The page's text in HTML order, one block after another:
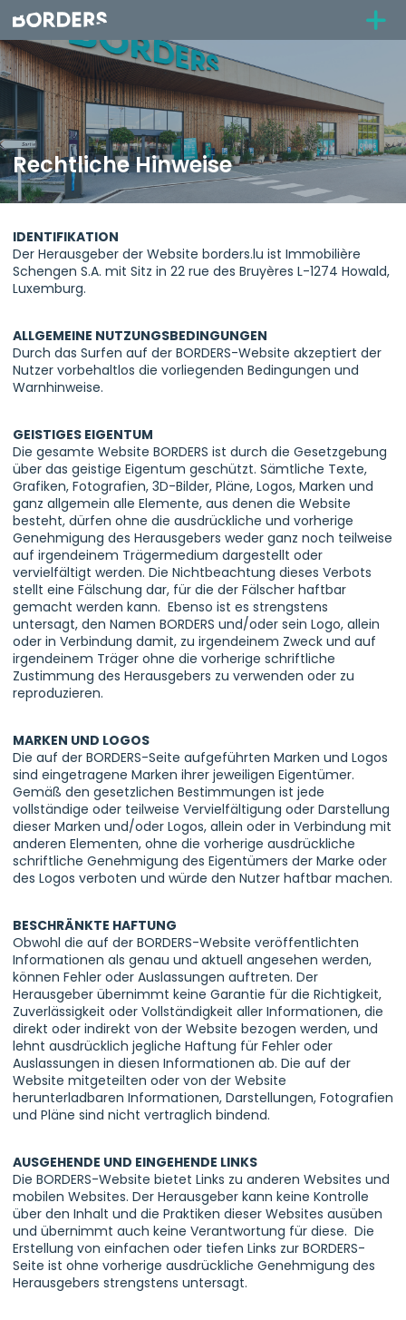
Rechtliche Hinweise
IDENTIFIKATION
Der Herausgeber der Website borders.lu ist Immobilière
Schengen S.A. mit Sitz in 22 rue des Bruyères L-1274 Howald,
Luxemburg.
ALLGEMEINE NUTZUNGSBEDINGUNGEN
Durch das Surfen auf der BORDERS-Website akzeptiert der
Nutzer vorbehaltlos die vorliegenden Bedingungen und
Warnhinweise.
GEISTIGES EIGENTUM
Die gesamte Website BORDERS ist durch die Gesetzgebung
über das geistige Eigentum geschützt. Sämtliche Texte,
Grafiken, Fotografien, 3D-Bilder, Pläne, Logos, Marken und
ganz allgemein alle Elemente, aus denen die Website
besteht, dürfen ohne die ausdrückliche und vorherige
Genehmigung des Herausgebers weder ganz noch teilweise
auf irgendeinem Trägermedium dargestellt oder
vervielfältigt werden. Die Nichtbeachtung dieses Verbots
stellt eine Fälschung dar, für die der Fälscher haftbar
gemacht werden kann. Ebenso ist es strengstens
untersagt, den Namen BORDERS und/oder sein Logo, allein
oder in Verbindung damit, zu irgendeinem Zweck und auf
irgendeinem Träger ohne die vorherige schriftliche
Zustimmung des Herausgebers zu verwenden oder zu
reproduzieren.
MARKEN UND LOGOS
Die auf der BORDERS-Seite aufgeführten Marken und Logos
sind eingetragene Marken ihrer jeweiligen Eigentümer.
Gemäß den gesetzlichen Bestimmungen ist jede
vollständige oder teilweise Vervielfältigung oder Darstellung
dieser Marken und/oder Logos, allein oder in Verbindung mit
anderen Elementen, ohne die vorherige ausdrückliche
schriftliche Genehmigung des Eigentümers der Marke oder
des Logos verboten und würde den Nutzer haftbar machen.
BESCHRÄNKTE HAFTUNG
Obwohl die auf der BORDERS-Website veröffentlichten
Informationen als genau und aktuell angesehen werden,
können Fehler oder Auslassungen auftreten. Der
Herausgeber übernimmt keine Garantie für die Richtigkeit,
Zuverlässigkeit oder Vollständigkeit aller Informationen, die
direkt oder indirekt von der Website bezogen werden, und
lehnt ausdrücklich jegliche Haftung für Fehler oder
Auslassungen in diesen Informationen ab. Die auf der
Website mitgeteilten oder von der Website
herunterladbaren Informationen, Darstellungen, Fotografien
und Pläne sind nicht vertraglich bindend.
AUSGEHENDE UND EINGEHENDE LINKS
Die BORDERS-Website bietet Links zu anderen Websites und
mobilen Websites. Der Herausgeber kann keine Kontrolle
über den Inhalt und die Praktiken dieser Websites ausüben
und übernimmt auch keine Verantwortung für diese. Die
Erstellung von einfachen oder tiefen Links zur BORDERS-
Seite ist ohne vorherige ausdrückliche Genehmigung des
Herausgebers strengstens untersagt.